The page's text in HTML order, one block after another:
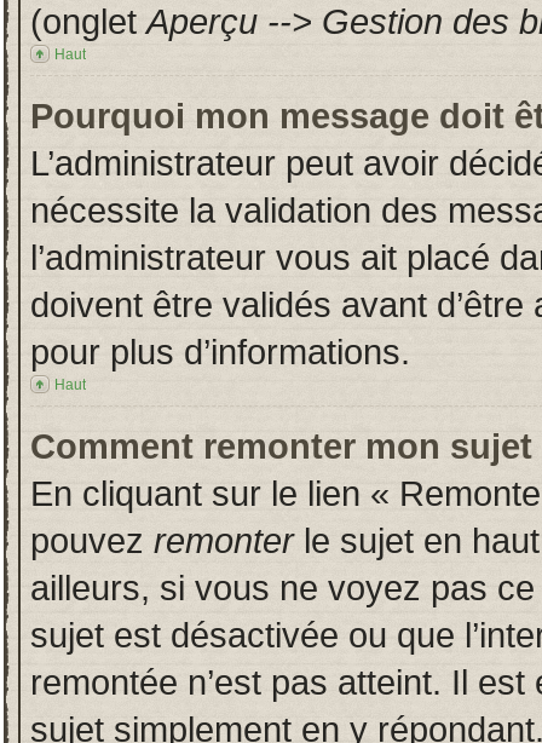
(ongletAperçu --> Gestion des
Haut
Pourquoi mon message doit
L’administrateur peut avoir
nécessite la validation des
l’administrateur vous ait placé
doivent être validés avant
pour plus d’informations.
Haut
Comment remonter mon sujet
En cliquant sur le lien «
pouvez remonterle sujet en
ailleurs, si vous ne voyez pas
sujet est désactivée ou que
remontée n’est pas atteint. Il
sujet simplement en y